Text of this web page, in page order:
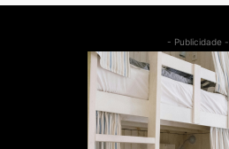
- Publicidade -